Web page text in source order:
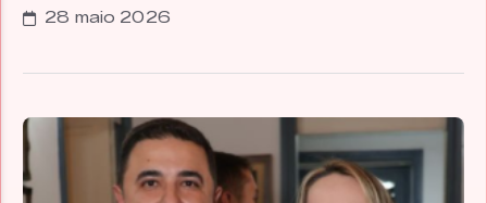
28 maio 2026